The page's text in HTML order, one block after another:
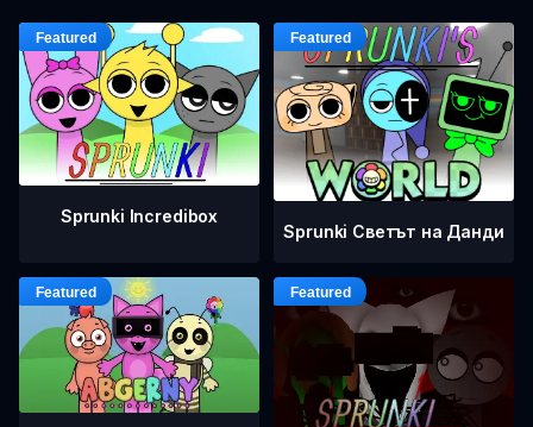
Sprunki Incredibox
Sprunki Светът на Данди